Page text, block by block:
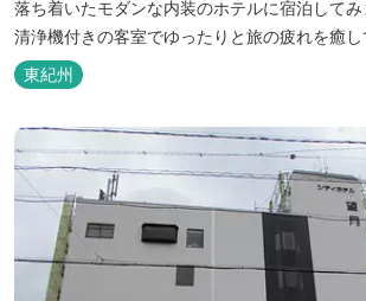
落ち着いたモダンな内装のホテルに宿泊して
清浄機付きの客室でゆったりと旅の疲れを癒し
東紀州